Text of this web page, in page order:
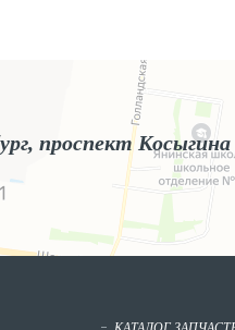
транспорт
проспект Косыгина